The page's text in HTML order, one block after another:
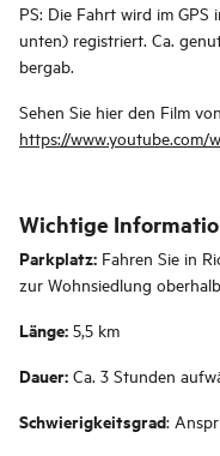
PS: Die Fahrt wird im
unten) registriert. Ca.
bergab.
Sehen Sie hier den Film
https://www.youtube.com/
Wichtige
Parkplatz: Fahren Sie in
zur Wohnsiedlung
Länge: 5,5 km
Dauer: Ca. 3 Stunden
Schwierigkeitsgrad: